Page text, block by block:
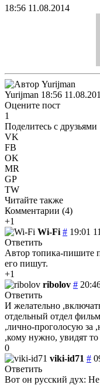
18:56 11.08.2014
Yurijman 18:56
Оцените пост
1
Поделитесь с друзьями
VK
FB
OK
MR
GP
TW
Читайте также
Комментарии (4)
+1
Wi-Fi # 19:01
Ответить
Автор топика-пишите
его пишут.
+1
ribolov #
Ответить
И желательно
отдельный отдел
,лично-проголосую за
,кому нужно, увидят
0
viki-id71 #
Ответить
Вот он русский дух: